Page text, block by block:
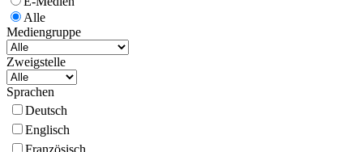
Alle
Mediengruppe
Zweigstelle
Sprachen
Deutsch
Englisch
Französisch